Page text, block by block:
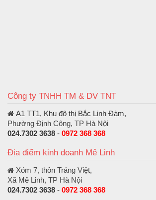
Công ty TNHH TM & DV TNT
A1 TT1, Khu đô thị Bắc Linh Đàm,
Phường Định Công, TP Hà Nội
024.7302 3638 - 0972 368 368
Địa điểm kinh doanh Mê Linh
Xóm 7, thôn Tráng Việt,
Xã Mê Linh, TP Hà Nội
024.7302 3638 - 0972 368 368